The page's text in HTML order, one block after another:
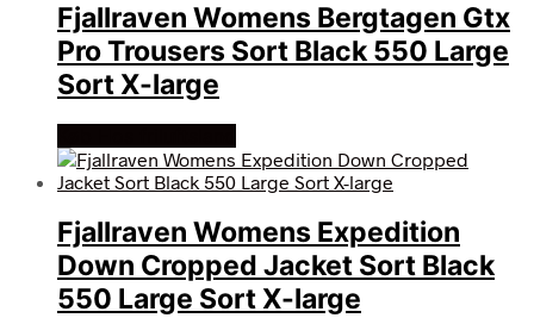
Fjallraven Womens Bergtagen Gtx
Pro Trousers Sort Black 550 Large
Sort X-large
Fjallraven Womens Expedition
Down Cropped Jacket Sort Black
550 Large Sort X-large